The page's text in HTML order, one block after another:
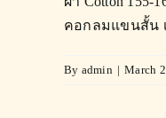
คอกลมแขนสั้น
By admin | March